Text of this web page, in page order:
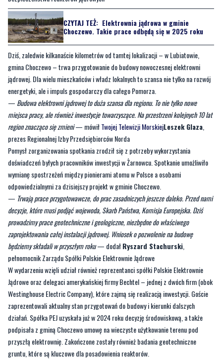
Dziś, zaledwie kilkanaście kilometrów od tamtej lokalizacji – w Lubiatowie,
gmina Choczewo – trwa przygotowanie do budowy nowoczesnej elektrowni
jądrowej. Dla wielu mieszkańców i władz lokalnych to szansa nie tylko na rozwój
energetyki, ale i impuls gospodarczy dla całego Pomorza.
—Budowa elektrowni jądrowej to duża szansa dla regionu. To nie tylko nowe
miejsca pracy, ale również inwestycje towarzyszące. Na przestrzeni kolejnych 10 lat
region znacząco się zmieni— mówiłTwojej Telewizji Morskiej
prezes Regionalnej Izby Przedsiębiorców Norda
Pomysł zorganizowania spotkania zrodził się z potrzeby wykorzystania
doświadczeń byłych pracowników inwestycji w Żarnowcu. Spotkanie umożliwiło
wymianę spostrzeżeń między pionierami atomu w Polsce a osobami
odpowiedzialnymi za dzisiejszy projekt w gminie Choczewo.
—Trwają prace przygotowawcze, do prac zasadniczych jeszcze daleko. Przed nami
decyzje, które musi podjąć wojewoda, Skarb Państwa, Komisja Europejska. Dziś
prowadzimy prace geotechniczne i geologiczne, niezbędne do właściwego
zaprojektowania całej instalacji jądrowej. Wniosek o pozwolenie na budowę
będziemy składali w przyszłym roku— dodałRyszard Stachurski,
pełnomocnik Zarządu Spółki Polskie Elektrownie Jądrowe
W wydarzeniu wzięli udział również reprezentanci spółki Polskie Elektrownie
Jądrowe oraz delegaci amerykańskiej firmy Bechtel – jednej z dwóch firm (obok
Westinghouse Electric Company), które zajmą się realizacją inwestycji. Goście
zaprezentowali aktualny stan przygotowań do budowy i kierunki dalszych
działań. Spółka PEJ uzyskała już w 2024 roku decyzję środowiskową, a także
podpisała z gminą Choczewo umowę na wieczyste użytkowanie terenu pod
przyszłą elektrownię. Zakończone zostały również badania geotechniczne
gruntu, które są kluczowe dla posadowienia reaktorów.
CZYTAJ TEŻ:Na Pomorzu będą produkować hełmy.
Plan: 2 miliony sztuk do końca 2026 roku